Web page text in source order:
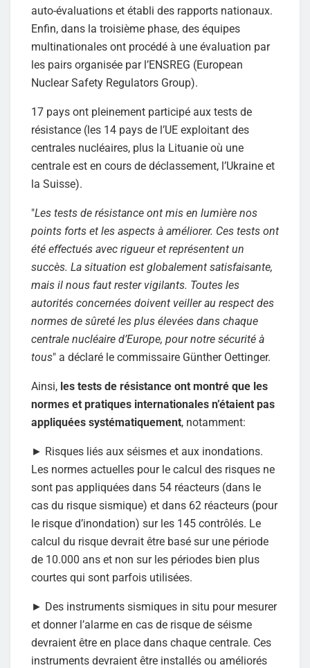
auto-évaluations et établi des rapports nationaux.
Enfin, dans la troisième phase, des équipes
multinationales ont procédé à une évaluation par
les pairs organisée par l’ENSREG (European
Nuclear Safety Regulators Group).
17 pays ont pleinement participé aux tests de
résistance (les 14 pays de l’UE exploitant des
centrales nucléaires, plus la Lituanie où une
centrale est en cours de déclassement, l’Ukraine et
la Suisse).
"Les tests de résistance ont mis en lumière nos
points forts et les aspects à améliorer. Ces tests ont
été effectués avec rigueur et représentent un
succès. La situation est globalement satisfaisante,
mais il nous faut rester vigilants. Toutes les
autorités concernées doivent veiller au respect des
normes de sûreté les plus élevées dans chaque
centrale nucléaire d’Europe, pour notre sécurité à
tous" a déclaré le commissaire Günther Oettinger.
Ainsi, les tests de résistance ont montré que les
normes et pratiques internationales n’étaient pas
appliquées systématiquement, notamment:
► Risques liés aux séismes et aux inondations.
Les normes actuelles pour le calcul des risques ne
sont pas appliquées dans 54 réacteurs (dans le
cas du risque sismique) et dans 62 réacteurs (pour
le risque d’inondation) sur les 145 contrôlés. Le
calcul du risque devrait être basé sur une période
de 10.000 ans et non sur les périodes bien plus
courtes qui sont parfois utilisées.
► Des instruments sismiques in situ pour mesurer
et donner l’alarme en cas de risque de séisme
devraient être en place dans chaque centrale. Ces
instruments devraient être installés ou améliorés